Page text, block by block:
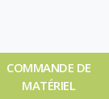
COMMANDE DE
MATÉRIEL